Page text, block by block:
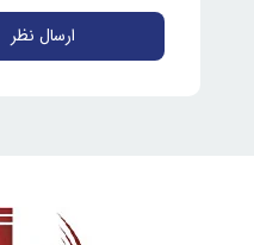
ارسال نظر